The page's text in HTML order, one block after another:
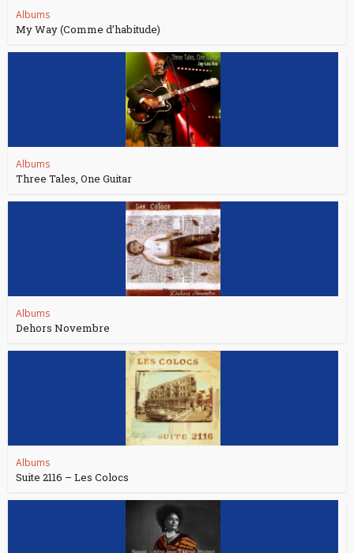
Albums
My Way (Comme d’habitude)
Albums
Three Tales, One Guitar
Albums
Dehors Novembre
Albums
Suite 2116 – Les Colocs